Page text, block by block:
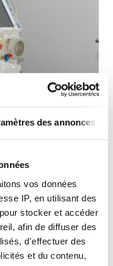
des annonces
vos données
IP, en utilisant des
stocker et accéder
afin de diffuser des
d'effectuer des
et du contenu,
Réserver